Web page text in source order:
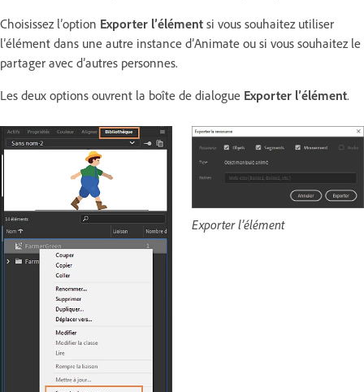
Choisissez l’option Exporter l’élément si vous souhaitez utiliser
l’élément dans une autre instance d’Animate ou si vous souhaitez le
partager avec d’autres personnes.
Les deux options ouvrent la boîte de dialogue Exporter l’élément.
Exporter l’élément